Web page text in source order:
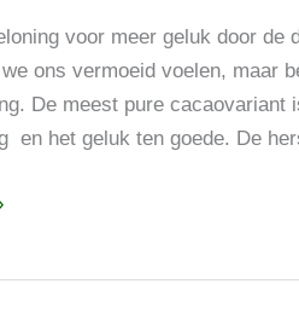
voor meer geluk door
ons vermoeid voelen, maar
De meest pure cacaovariant
en het geluk ten goede. De